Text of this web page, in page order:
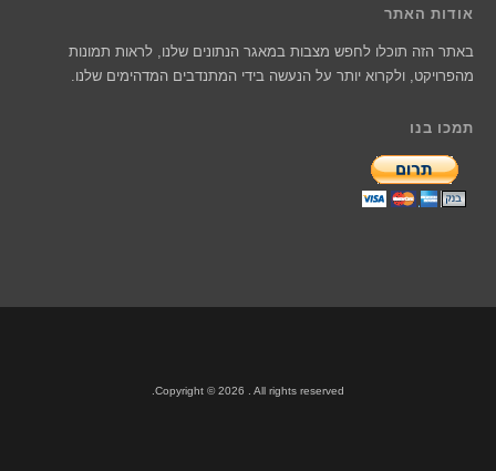
אודות האתר
באתר הזה תוכלו לחפש מצבות במאגר הנתונים שלנו, לראות תמונות
מהפרויקט, ולקרוא יותר על הנעשה בידי המתנדבים המדהימים שלנו.
תמכו בנו
Copyright © 2026 . All rights reserved.